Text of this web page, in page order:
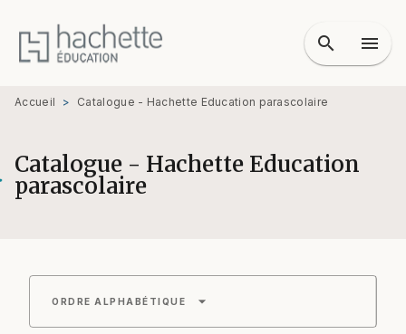
MENU RECHERCHE
PIED DE PAGE
search menu
Accueil > Catalogue - Hachette Education parascolaire
Catalogue - Hachette Education
parascolaire
ORDRE ALPHABÉTIQUE arrow_drop_down